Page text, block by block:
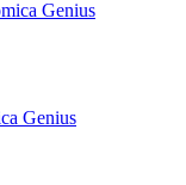
Genius